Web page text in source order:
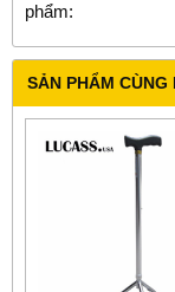
phẩm:
SẢN PHẨM CÙNG